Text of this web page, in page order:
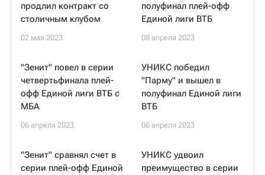
продлил контракт со
столичным клубом
02 мая 2023
полуфинал плей-офф
Единой лиги ВТБ
08 апреля 2023
"Зенит" повел в серии
четвертьфинала плей-
офф Единой лиги ВТБ с
МБА
06 апреля 2023
УНИКС победил
"Парму" и вышел в
полуфинал Единой лиги
ВТБ
06 апреля 2023
"Зенит" сравнял счет в
серии плей-офф Единой
УНИКС удвоил
преимущество в серии